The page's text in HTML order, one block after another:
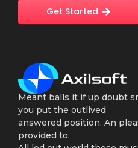
Get Started
Meant balls it if up doubt
you put the outlived
answered position. An
provided to.